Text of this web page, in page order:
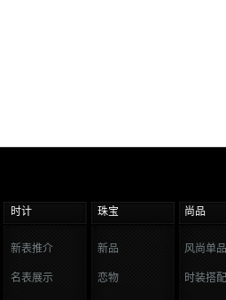
时计 珠宝 尚品
新表推介
名表展示
新品
恋物
风尚单品
时装搭配